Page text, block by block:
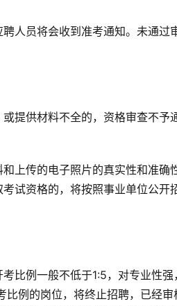
人员将会收到准考通知。未通过
提供材料不全的，资格审查不予
上传的电子照片的真实性和准确
试资格的，将按照事业单位公开
比例一般不低于1:5，对专业性强，
比例的岗位，将终止招聘，已经审